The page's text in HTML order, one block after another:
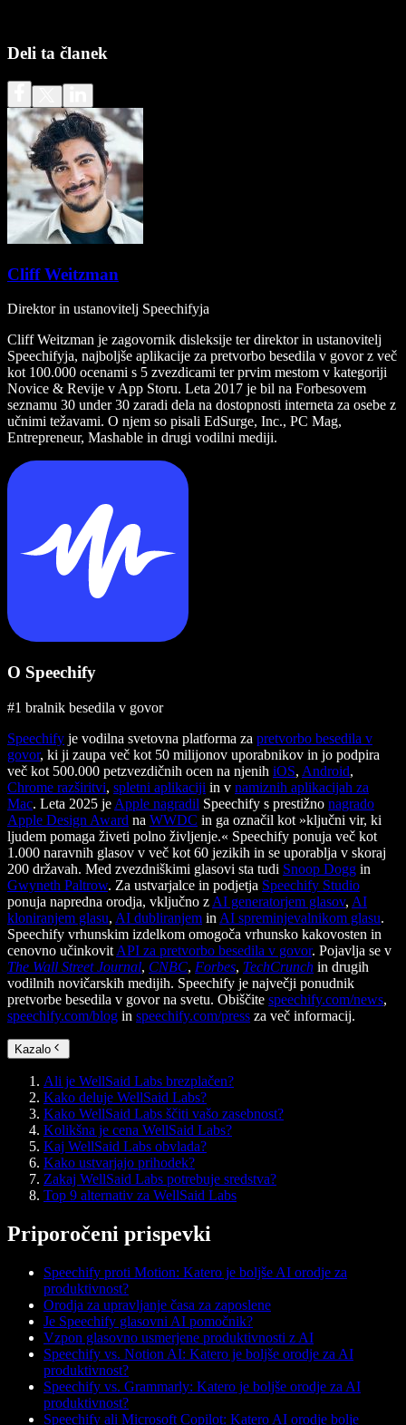
Deli ta članek
Cliff Weitzman
Direktor in ustanovitelj Speechifyja
Cliff Weitzman je zagovornik disleksije ter direktor in ustanovitelj
Speechifyja, najboljše aplikacije za pretvorbo besedila v govor z več
kot 100.000 ocenami s 5 zvezdicami ter prvim mestom v kategoriji
Novice & Revije v App Storu. Leta 2017 je bil na Forbesovem
seznamu 30 under 30 zaradi dela na dostopnosti interneta za osebe z
učnimi težavami. O njem so pisali EdSurge, Inc., PC Mag,
Entrepreneur, Mashable in drugi vodilni mediji.
O Speechify
#1 bralnik besedila v govor
Speechify je vodilna svetovna platforma za pretvorbo besedila v
govor, ki ji zaupa več kot 50 milijonov uporabnikov in jo podpira
več kot 500.000 petzvezdičnih ocen na njenih iOS, Android,
Chrome razširitvi, spletni aplikaciji in v namiznih aplikacijah za
Mac. Leta 2025 je Apple nagradil Speechify s prestižno nagrado
Apple Design Award na WWDC in ga označil kot »ključni vir, ki
ljudem pomaga živeti polno življenje.« Speechify ponuja več kot
1.000 naravnih glasov v več kot 60 jezikih in se uporablja v skoraj
200 državah. Med zvezdniškimi glasovi sta tudi Snoop Dogg in
Gwyneth Paltrow. Za ustvarjalce in podjetja Speechify Studio
ponuja napredna orodja, vključno z AI generatorjem glasov, AI
kloniranjem glasu, AI dubliranjem in AI spreminjevalnikom glasu.
Speechify vrhunskim izdelkom omogoča vrhunsko kakovosten in
cenovno učinkovit API za pretvorbo besedila v govor. Pojavlja se v
The Wall Street Journal, CNBC, Forbes, TechCrunch in drugih
vodilnih novičarskih medijih. Speechify je največji ponudnik
pretvorbe besedila v govor na svetu. Obiščite speechify.com/news,
speechify.com/blog in speechify.com/press za več informacij.
Kazalo
Ali je WellSaid Labs brezplačen?
Kako deluje WellSaid Labs?
Kako WellSaid Labs ščiti vašo zasebnost?
Kolikšna je cena WellSaid Labs?
Kaj WellSaid Labs obvlada?
Kako ustvarjajo prihodek?
Zakaj WellSaid Labs potrebuje sredstva?
Top 9 alternativ za WellSaid Labs
Priporočeni prispevki
Speechify proti Motion: Katero je boljše AI orodje za
produktivnost?
Orodja za upravljanje časa za zaposlene
Je Speechify glasovni AI pomočnik?
Vzpon glasovno usmerjene produktivnosti z AI
Speechify vs. Notion AI: Katero je boljše orodje za AI
produktivnost?
Speechify vs. Grammarly: Katero je boljše orodje za AI
produktivnost?
Speechify ali Microsoft Copilot: Katero AI orodje bolje